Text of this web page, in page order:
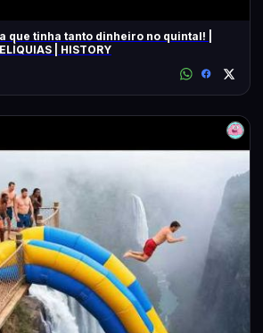
que tinha tanto dinheiro no quintal! |
| HISTORY